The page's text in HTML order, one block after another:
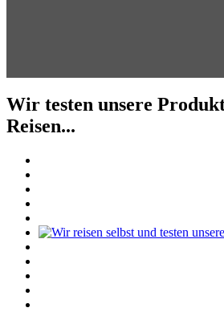
Wir testen unsere
Reisen...